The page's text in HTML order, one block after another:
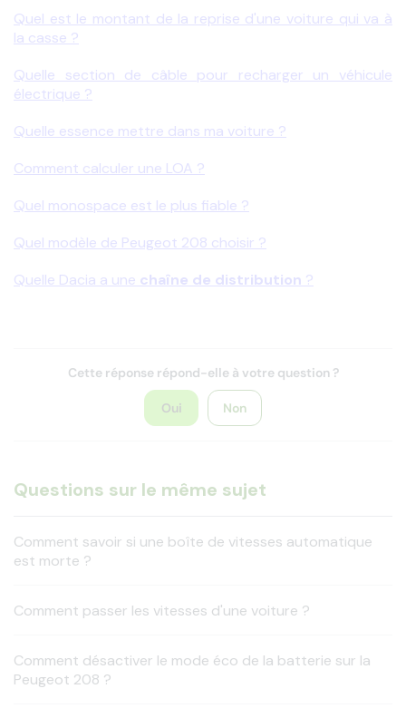
Quel est le montant de la reprise d'une voiture qui va à
la casse ?
Quelle section de câble pour recharger un véhicule
électrique ?
Quelle essence mettre dans ma voiture ?
Comment calculer une LOA ?
Quel monospace est le plus fiable ?
Quel modèle de Peugeot 208 choisir ?
Quelle Dacia a une chaîne de distribution ?
Cette réponse répond-elle à votre question ?
Oui Non
Questions sur le même sujet
Comment savoir si une boîte de vitesses automatique
est morte ?
Comment passer les vitesses d'une voiture ?
Comment désactiver le mode éco de la batterie sur la
Peugeot 208 ?